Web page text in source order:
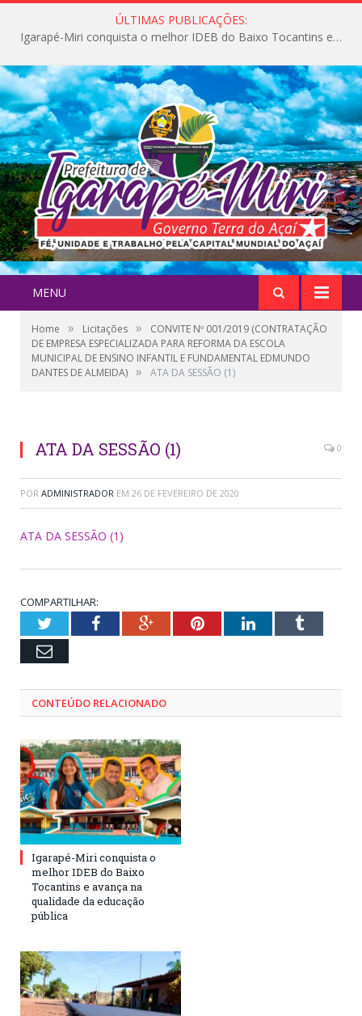
ÚLTIMAS PUBLICAÇÕES:
Igarapé-Miri conquista o melhor IDEB do Baixo Tocantins e avança na qualidade da educação pública
MENU
Home » Licitações »
CONVITE Nº 001/2019 (CONTRATAÇÃO
DE EMPRESA ESPECIALIZADA PARA REFORMA DA ESCOLA
MUNICIPAL DE ENSINO INFANTIL E FUNDAMENTAL EDMUNDO
DANTES DE ALMEIDA) » ATA DA SESSÃO (1)
ATA DA SESSÃO (1) 0
POR ADMINISTRADOR EM 26 DE FEVEREIRO DE 2020
ATA DA SESSÃO (1)
COMPARTILHAR:
TwitterFacebookGoogle+PinterestLinkedInTumblr
Email
CONTEÚDO RELACIONADO
Igarapé-Miri conquista o
melhor IDEB do Baixo
Tocantins e avança na
qualidade da educação
pública